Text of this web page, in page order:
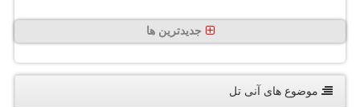
جدیدترین ها
موضوع های آنی تل